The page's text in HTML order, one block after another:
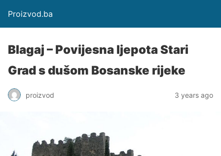
Proizvod.ba
Blagaj – Povijesna ljepota Stari
Grad s dušom Bosanske rijeke
proizvod 3 years ago